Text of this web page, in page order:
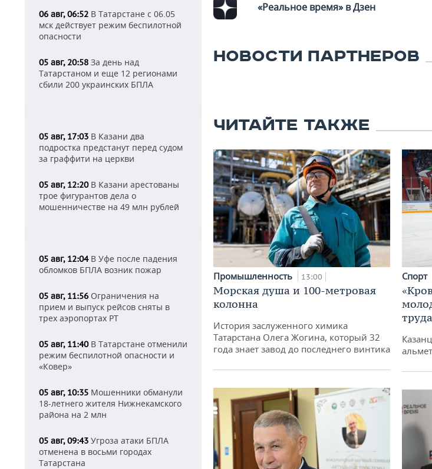
06 авг, 06:52 В Татарстане с 06.05
мск действует режим беспилотной
опасности
05 авг, 20:58 За день над
Татарстаном и еще 12 регионами
сбили 200 украинских БПЛА
05 авг, 17:03 В Казани два
подростка предстанут перед судом
за граффити на церкви
05 авг, 12:20В Казани арестованы
трое фигурантов дела о
мошенничестве на 49 млн рублей
05 авг, 12:04В Уфе после падения
обломков БПЛА возник пожар
05 авг, 11:56 Ограничения на
прием и выпуск рейсов сняты в
трех аэропортах РТ
05 авг, 11:40В Татарстане отменили
режим беспилотной опасности и
«Ковер»
05 авг, 10:35 Мошенники обманули
18-летнего жителя Нижнекамского
района на 2 млн
05 авг, 09:43 Угроза атаки БПЛА
отменена в восьми городах
Татарстана
«Реальное время» в Дзен
НОВОСТИ ПАРТНЕРОВ
ЧИТАЙТЕ ТАКЖЕ
Промышленность 13:00
Морская душа и 100-метровая
колонна
История заслуженного химика
Татарстана Олега Жогина, который 32
года знает завод до последнего винтика
Спорт